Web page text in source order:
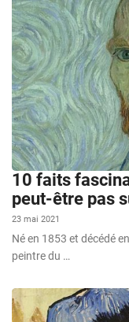
10 faits
peut-être pas
23 mai 2021
Né en 1853 et décédé
peintre du …